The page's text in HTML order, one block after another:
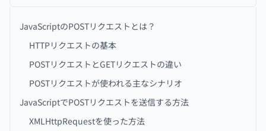
JavaScriptのPOSTリクエストとは？
HTTPリクエストの基本
POSTリクエストとGETリクエストの違い
POSTリクエストが使われる主なシナリオ
JavaScriptでPOSTリクエストを送信する方法
XMLHttpRequestを使った方法